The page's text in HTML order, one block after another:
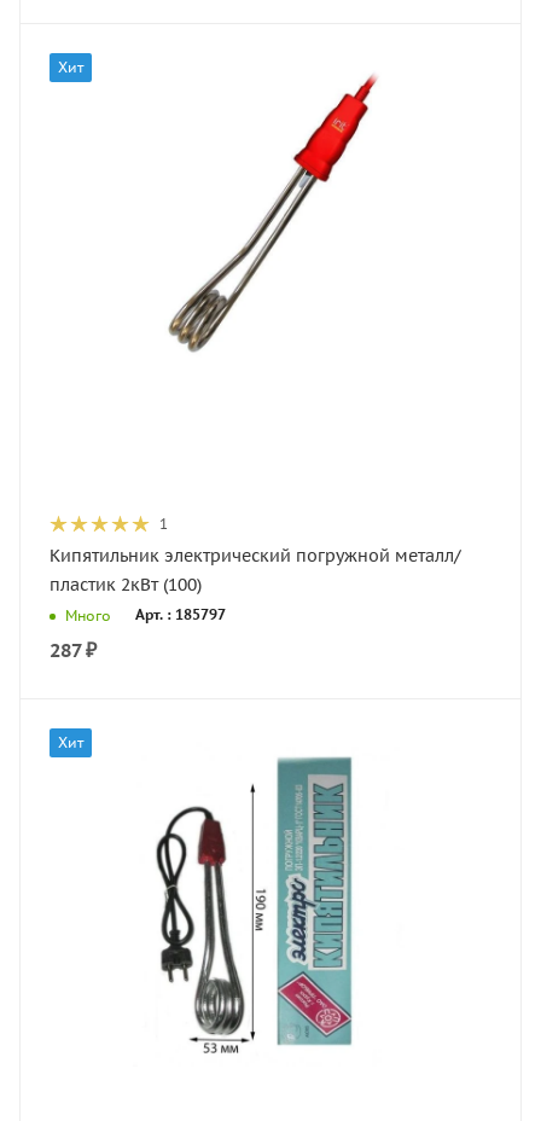
Хит
1
Кипятильник электрический погружной металл/
пластик 2кВт (100)
Много Арт. : 185797
287₽
Хит